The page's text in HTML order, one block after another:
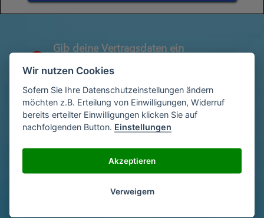
Gib deine Vertragsdaten ein
Abrechnung)
2
Gib deinen Namen und deine Adresse
ein
Unterschriebe das Schreiben mit deinem
Namen oder lade eine Unterschrift hoch
Wir nutzen Cookies
Sofern Sie Ihre Datenschutzeinstellungen ändern
möchten z.B. Erteilung von Einwilligungen, Widerruf
bereits erteilter Einwilligungen klicken Sie auf
nachfolgenden Button. Einstellungen
Akzeptieren
Verweigern